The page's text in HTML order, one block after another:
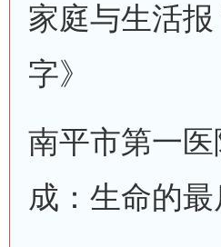
家庭与生活
字》
南平市第一
成：生命的